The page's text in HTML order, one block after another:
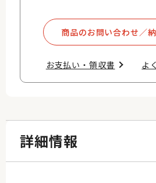
商品のお問い合わせ／
お支払い・領収書​ よ
詳細情報